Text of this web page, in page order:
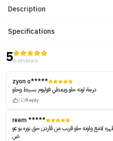
Description
Specifications
56 reviews
zyon o*****
درجة لونه حلو ويعطي فوليوم بسيط وحلو
(1)Reply
reem *****
لامع ولونه حلو قريب من قاردن حق نوره بو عو
ض